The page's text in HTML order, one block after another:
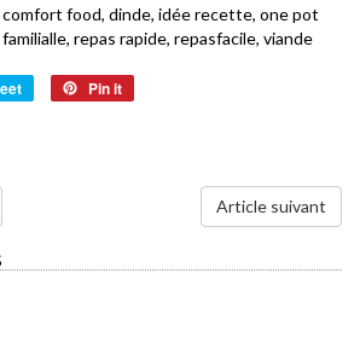
comfort food, dinde, idée recette, one pot
, repas rapide, repasfacile, viande
Pin it
Article suivant